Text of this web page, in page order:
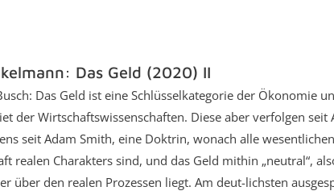
Das Geld (2020) II
Das Geld ist eine Schlüsselkategorie der Ökonomie
der Wirtschaftswissenschaften. Diese aber verfolgen
seit Adam Smith, eine Doktrin, wonach alle
realen Charakters sind, und das Geld mithin „neutral“,
über den realen Prozessen liegt. Am deut-lichsten